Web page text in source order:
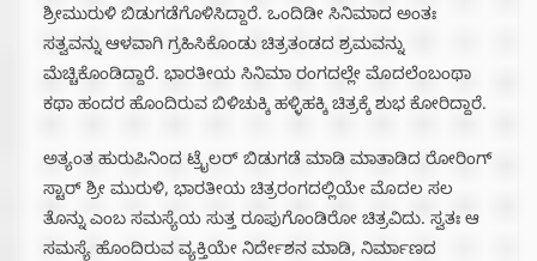
ಶ್ರೀಮುರುಳಿ ಬಿಡುಗಡೆಗೊಳಿಸಿದ್ದಾರೆ. ಒಂದಿಡೀ ಸಿನಿಮಾದ ಅಂತಃ
ಸತ್ವವನ್ನು ಆಳವಾಗಿ ಗ್ರಹಿಸಿಕೊಂಡು ಚಿತ್ರತಂಡದ ಶ್ರಮವನ್ನು
ಮೆಚ್ಚಿಕೊಂಡಿದ್ದಾರೆ. ಭಾರತೀಯ ಸಿನಿಮಾ ರಂಗದಲ್ಲೇ ಮೊದಲೆಂಬಂಥಾ
ಕಥಾ ಹಂದರ ಹೊಂದಿರುವ ಬಿಳಿಚುಕ್ಕಿ ಹಳ್ಳಿಹಕ್ಕಿ ಚಿತ್ರಕ್ಕೆ ಶುಭ ಕೋರಿದ್ದಾರೆ.
ಅತ್ಯಂತ ಹುರುಪಿನಿಂದ ಟ್ರೈಲರ್ ಬಿಡುಗಡೆ ಮಾಡಿ ಮಾತಾಡಿದ ರೋರಿಂಗ್
ಸ್ಟಾರ್ ಶ್ರೀ ಮುರುಳಿ, ಭಾರತೀಯ ಚಿತ್ರರಂಗದಲ್ಲಿಯೇ ಮೊದಲ ಸಲ
ತೊನ್ನು ಎಂಬ ಸಮಸ್ಯೆಯ ಸುತ್ತ ರೂಪುಗೊಂಡಿರೋ ಚಿತ್ರವಿದು. ಸ್ವತಃ ಆ
ಸಮಸ್ಯೆ ಹೊಂದಿರುವ ವ್ಯಕ್ತಿಯೇ ನಿರ್ದೇಶನ ಮಾಡಿ, ನಿರ್ಮಾಣದ